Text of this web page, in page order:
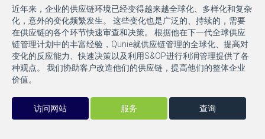
近年来，企业的供应链环境已经变得越来越全球化、多样化和复杂
化，意外的变化频繁发生。 这些变化也是广泛的、持续的，需要
在供应链的各个环节快速审查和决策。 根据他在下一代全球供应
链管理计划中的丰富经验，Qunie就供应链管理的全球化、提高对
变化的反应能力、快速决策以及利用S&OP进行利润管理提供了各
种观点。 我们协助客户改造他们的供应链，提高他们的整体企业
价值。
访问网站 服务 查询